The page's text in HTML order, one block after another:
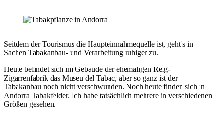
Seitdem der Tourismus die Haupteinnahmequelle ist, geht’s in
Sachen Tabakanbau- und Verarbeitung ruhiger zu.
Heute befindet sich im Gebäude der ehemaligen Reig-
Zigarrenfabrik das Museu del Tabac, aber so ganz ist der
Tabakanbau noch nicht verschwunden. Noch heute finden sich in
Andorra Tabakfelder. Ich habe tatsächlich mehrere in verschiedenen
Größen gesehen.